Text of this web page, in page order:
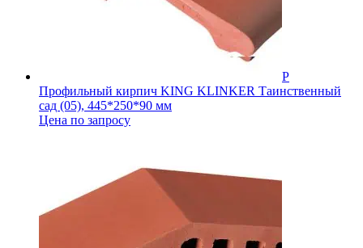
Профильный кирпич KING KLINKER Таинственный
сад (05), 445*250*90 мм
Цена по запросу